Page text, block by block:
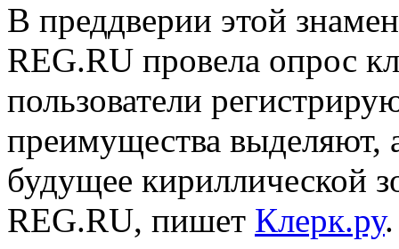
В преддверии этой
REG.RU провела опрос
пользователи
преимущества выделяют,
будущее кириллической
REG.RU, пишет Клерк.ру.